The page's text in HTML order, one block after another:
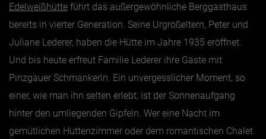
BEITRÄGE NACH MONAT
Jänner
Februar
Edelweißhütte führt das außergewöhnliche Berggasthaus
bereits in vierter Generation. Seine Urgroßeltern, Peter und
Juliane Lederer, haben die Hütte im Jahre 1935 eröffnet.
Und bis heute erfreut Familie Lederer ihre Gäste mit
Pinzgauer Schmankerln. Ein unvergesslicher Moment, so
einer, wie man ihn selten erlebt, ist der Sonnenaufgang
hinter den umliegenden Gipfeln. Wer eine Nacht im
gemütlichen Hüttenzimmer oder dem romantischen Chalet